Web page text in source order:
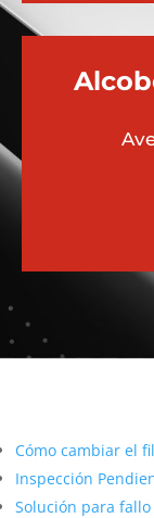
Cómo cambiar el
Inspección
Solución para